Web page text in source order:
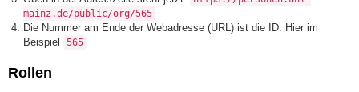
mainz.de/public/org/565
Die Nummer am Ende der Webadresse (URL) ist die ID. Hier im
Beispiel
565
Rollen